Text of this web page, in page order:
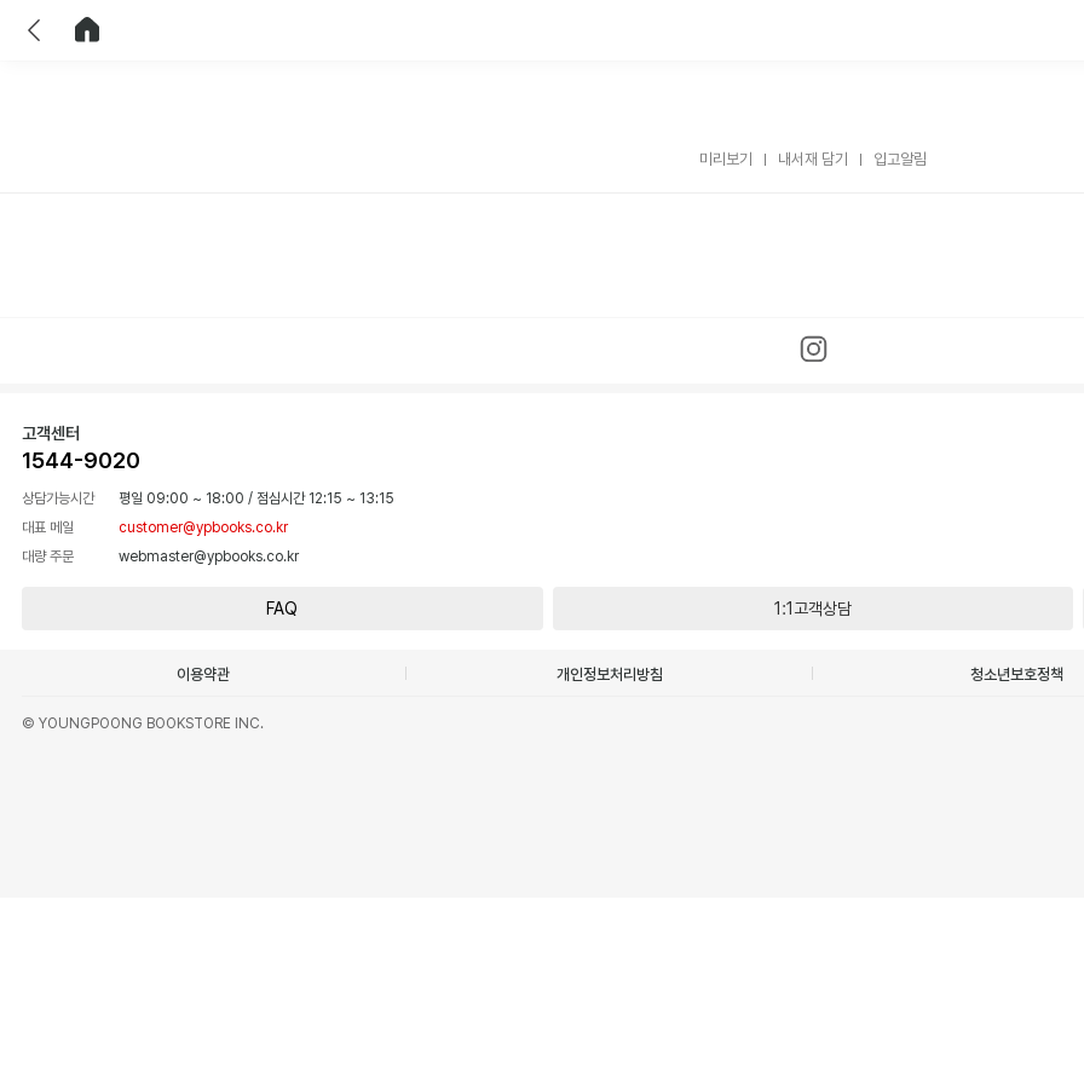
미리보기 내서재 담기 입고알림
고객센터
1544-9020
상담가능시간 평일 09:00 ~ 18:00 / 점심시간 12:15 ~ 13:15
대표 메일
customer@ypbooks.co.kr
대량 주문
webmaster@ypbooks.co.kr
FAQ 1:1고객상담
이용약관 개인정보처리방침 청소년보호정책
© YOUNGPOONG BOOKSTORE INC.